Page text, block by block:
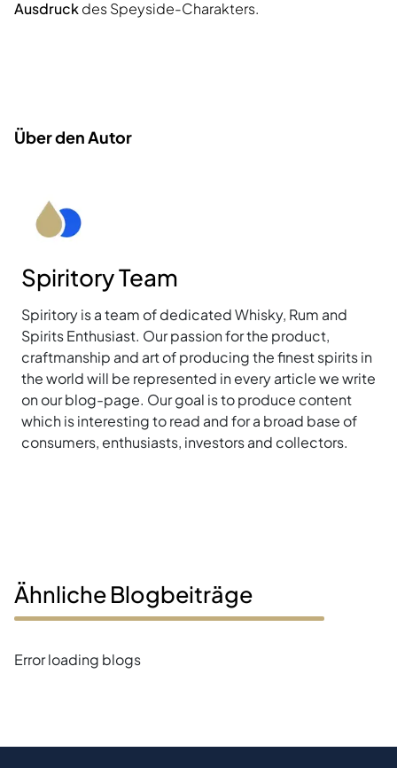
Ausdruckdes Speyside-Charakters.
Über den Autor
Spiritory Team
Spiritory is a team of dedicated Whisky, Rum and
Spirits Enthusiast. Our passion for the product,
craftmanship and art of producing the finest spirits in
the world will be represented in every article we write
on our blog-page. Our goal is to produce content
which is interesting to read and for a broad base of
consumers, enthusiasts, investors and collectors.
Ähnliche Blogbeiträge
Error loading blogs